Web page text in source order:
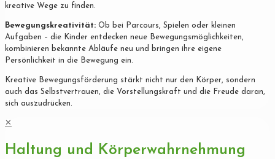
kreative Wege zu finden.
Bewegungskreativität: Ob bei Parcours, Spielen oder kleinen
Aufgaben – die Kinder entdecken neue Bewegungsmöglichkeiten,
kombinieren bekannte Abläufe neu und bringen ihre eigene
Persönlichkeit in die Bewegung ein.
Kreative Bewegungsförderung stärkt nicht nur den Körper, sondern
auch das Selbstvertrauen, die Vorstellungskraft und die Freude daran,
sich auszudrücken.
✕
Haltung und Körperwahrnehmung